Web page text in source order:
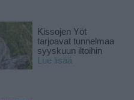
Kissojen Yöt
tarjoavat tunnelmaa
syyskuun iltoihin
Lue lisää